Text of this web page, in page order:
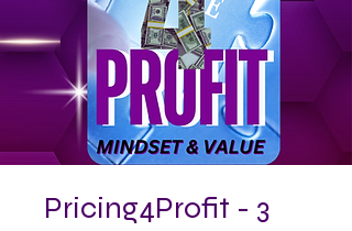
Pricing4Profit - 3